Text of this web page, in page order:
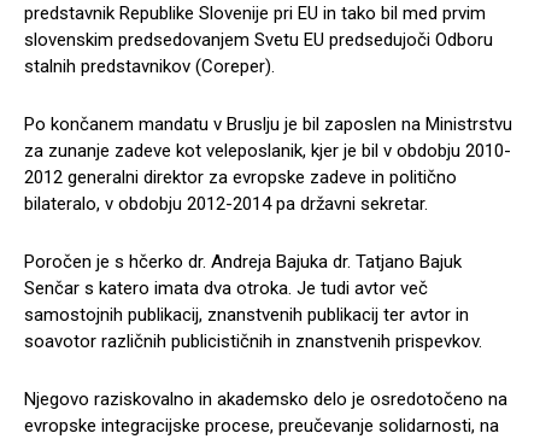
predstavnik Republike Slovenije pri EU in tako bil med prvim
slovenskim predsedovanjem Svetu EU predsedujoči Odboru
stalnih predstavnikov (Coreper).
Po končanem mandatu v Bruslju je bil zaposlen na Ministrstvu
za zunanje zadeve kot veleposlanik, kjer je bil v obdobju 2010-
2012 generalni direktor za evropske zadeve in politično
bilateralo, v obdobju 2012-2014 pa državni sekretar.
Poročen je s hčerko dr. Andreja Bajuka dr. Tatjano Bajuk
Senčar s katero imata dva otroka. Je tudi avtor več
samostojnih publikacij, znanstvenih publikacij ter avtor in
soavotor različnih publicističnih in znanstvenih prispevkov.
Njegovo raziskovalno in akademsko delo je osredotočeno na
evropske integracijske procese, preučevanje solidarnosti, na